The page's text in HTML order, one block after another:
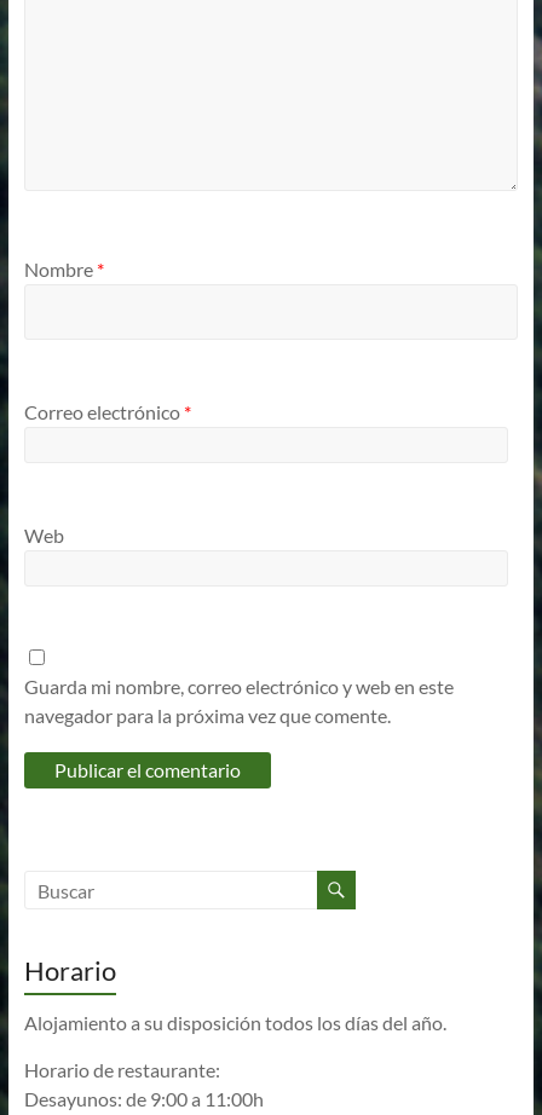
Nombre *
Correo electrónico *
Web
Guarda mi nombre, correo electrónico y web en este
navegador para la próxima vez que comente.
Horario
Alojamiento a su disposición todos los días del año.
Horario de restaurante:
Desayunos: de 9:00 a 11:00h